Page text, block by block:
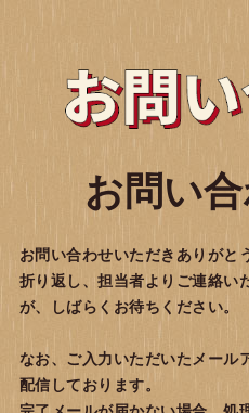
お問い
お問い合わせいただきありがと
折り返し、担当者よりご連絡い
が、しばらくお待ちください。
なお、ご入力いただいたメール
配信しております。